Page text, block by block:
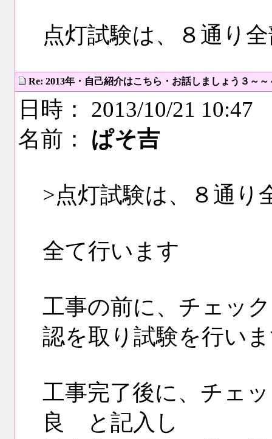
点灯試験は、８通り
Re: 2013年・自己紹介はこちら・お話しましょう３～
日時： 2013/10/21 10:47
名前： ぱそ吉
>点灯試験は、８通り
全て行います
工事の前に、チェッ
認を取り試験を行い
工事完了後に、チェ
良 と記入し